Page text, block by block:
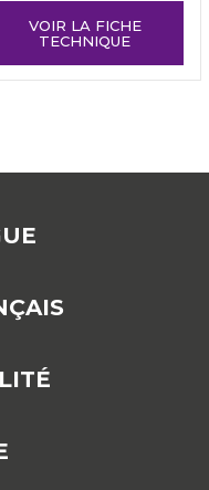
VOIR LA FICHE
TECHNIQUE